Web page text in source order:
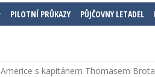
PILOTNÍ PRŮKAZY PŮJČOVNY LETADEL
s kapitánem Thomasem